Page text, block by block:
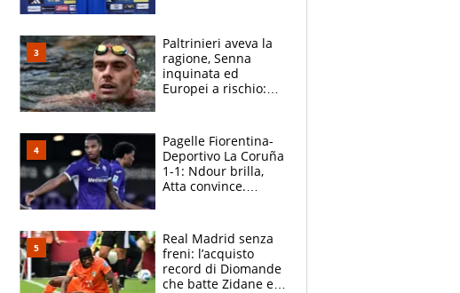
Paltrinieri aveva la
ragione, Senna
inquinata ed
Europei a rischio:
adesso
Pagelle Fiorentina-
Deportivo La Coruña
1-1: Ndour brilla,
Atta convince.
Real Madrid senza
freni: l’acquisto
record di Diomande
che batte Zidane e